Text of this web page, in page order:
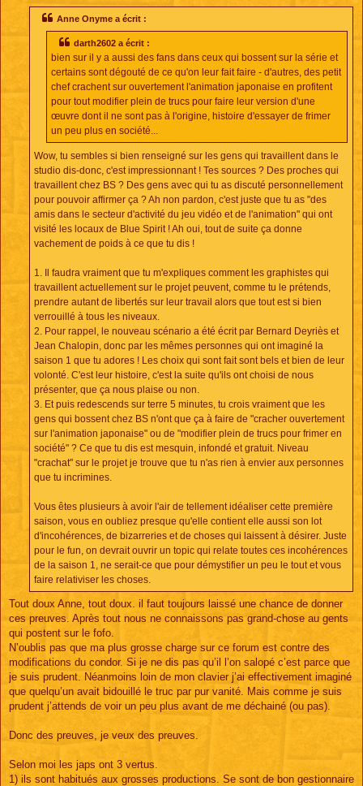
Anne Onyme a écrit :
darth2602 a écrit :
bien sur il y a aussi des fans dans ceux qui bossent sur la série et
certains sont dégouté de ce qu'on leur fait faire - d'autres, des petit
chef crachent sur ouvertement l'animation japonaise en profitent
pour tout modifier plein de trucs pour faire leur version d'une
œuvre dont il ne sont pas à l'origine, histoire d'essayer de frimer
un peu plus en société...
Wow, tu sembles si bien renseigné sur les gens qui travaillent dans le
studio dis-donc, c'est impressionnant ! Tes sources ? Des proches qui
travaillent chez BS ? Des gens avec qui tu as discuté personnellement
pour pouvoir affirmer ça ? Ah non pardon, c'est juste que tu as "des
amis dans le secteur d'activité du jeu vidéo et de l'animation" qui ont
visité les locaux de Blue Spirit ! Ah oui, tout de suite ça donne
vachement de poids à ce que tu dis !
1. Il faudra vraiment que tu m'expliques comment les graphistes qui
travaillent actuellement sur le projet peuvent, comme tu le prétends,
prendre autant de libertés sur leur travail alors que tout est si bien
verrouillé à tous les niveaux.
2. Pour rappel, le nouveau scénario a été écrit par Bernard Deyriès et
Jean Chalopin, donc par les mêmes personnes qui ont imaginé la
saison 1 que tu adores ! Les choix qui sont fait sont bels et bien de leur
volonté. C'est leur histoire, c'est la suite qu'ils ont choisi de nous
présenter, que ça nous plaise ou non.
3. Et puis redescends sur terre 5 minutes, tu crois vraiment que les
gens qui bossent chez BS n'ont que ça à faire de "cracher ouvertement
sur l'animation japonaise" ou de "modifier plein de trucs pour frimer en
société" ? Ce que tu dis est mesquin, infondé et gratuit. Niveau
"crachat" sur le projet je trouve que tu n'as rien à envier aux personnes
que tu incrimines.
Vous êtes plusieurs à avoir l'air de tellement idéaliser cette première
saison, vous en oubliez presque qu'elle contient elle aussi son lot
d'incohérences, de bizarreries et de choses qui laissent à désirer. Juste
pour le fun, on devrait ouvrir un topic qui relate toutes ces incohérences
de la saison 1, ne serait-ce que pour démystifier un peu le tout et vous
faire relativiser les choses.
Tout doux Anne, tout doux. il faut toujours laissé une chance de donner
ces preuves. Après tout nous ne connaissons pas grand-chose au gents
qui postent sur le fofo.
N’oublis pas que ma plus grosse charge sur ce forum est contre des
modifications du condor. Si je ne dis pas qu’il l’on salopé c’est parce que
je suis prudent. Néanmoins loin de mon clavier j’ai effectivement imaginé
que quelqu’un avait bidouillé le truc par pur vanité. Mais comme je suis
prudent j’attends de voir un peu plus avant de me déchainé (ou pas).
Donc des preuves, je veux des preuves.
Selon moi les japs ont 3 vertus.
1) ils sont habitués aux grosses productions. Se sont de bon gestionnaire